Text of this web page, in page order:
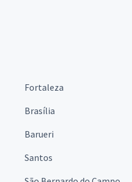
Fortaleza
Brasília
Barueri
Santos